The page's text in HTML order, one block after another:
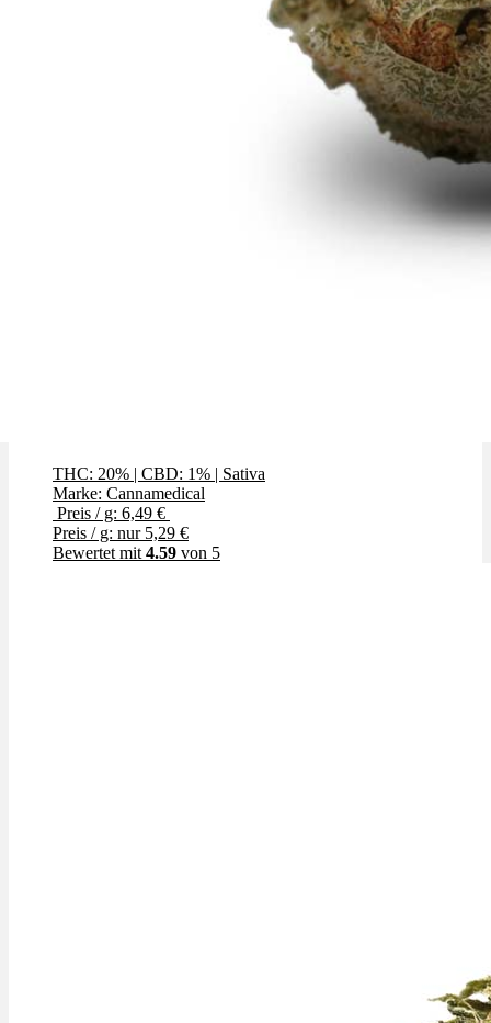
THC: 20% | CBD: 1% | Sativa
Marke: Cannamedical
Preis / g: 6,49 €
Preis / g: nur 5,29 €
Bewertet mit 4.59 von 5